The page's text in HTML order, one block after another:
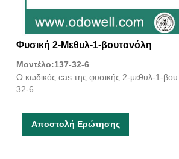
Φυσική 2-Μεθυλ-1-βουτανόλη
Μοντέλο:137-32-6
Ο κωδικός cas της φυσικής 2-μεθυλ-1-
32-6
Αποστολή Ερώτησης